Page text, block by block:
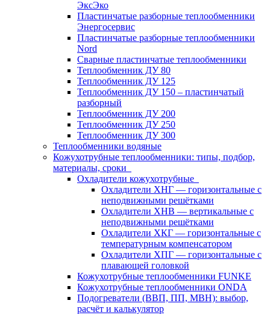
ЭксЭко
Пластинчатые разборные теплообменники
Энергосервис
Пластинчатые разборные теплообменники
Nord
Сварные пластинчатые теплообменники
Теплообменник ДУ 80
Теплообменник ДУ 125
Теплообменник ДУ 150 – пластинчатый
разборный
Теплообменник ДУ 200
Теплообменник ДУ 250
Теплообменник ДУ 300
Теплообменники водяные
Кожухотрубные теплообменники: типы, подбор,
материалы, сроки
Охладители кожухотрубные
Охладители ХНГ — горизонтальные с
неподвижными решётками
Охладители ХНВ — вертикальные с
неподвижными решётками
Охладители ХКГ — горизонтальные с
температурным компенсатором
Охладители ХПГ — горизонтальные с
плавающей головкой
Кожухотрубные теплообменники FUNKE
Кожухотрубные теплообменники ONDA
Подогреватели (ВВП, ПП, МВН): выбор,
расчёт и калькулятор